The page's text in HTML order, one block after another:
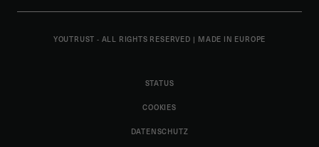
YOUTRUST - ALL RIGHTS RESERVED | MADE IN EUROPE
STATUS
COOKIES
DATENSCHUTZ